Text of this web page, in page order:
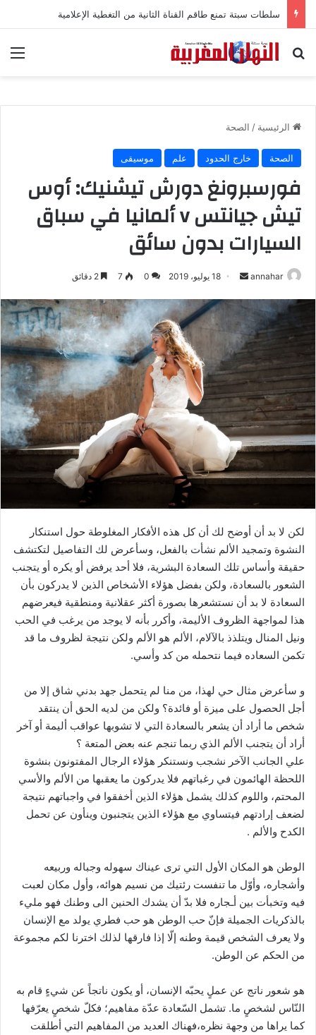
سلطات سبتة تمنع طاقم القناة الثانية من التغطية الإعلامية
بحث عن
الرئيسية / الصحة
الصحة خارج الحدود علم موسيقى
فورسبرونغ دورش تيشنيك: أوس
تيش جيانتس v ألمانيا في سباق
السيارات بدون سائق
annahar
ل
ب
ي
د
ا
إ
ل
ك
ت
ن
ي
ا
18 يوليو، 2019 0
7
لكن لا بد أن أوضح لك أن كل هذه الأفكار المغلوطة حول استنكار
النشوة وتمجيد الألم نشأت بالفعل، وسأعرض لك التفاصيل لتكتشف
حقيقة وأساس تلك السعادة البشرية، فلا أحد يرفض أو يكره أو يتجنب
الشعور بالسعادة، ولكن بفضل هؤلاء الأشخاص الذين لا يدركون بأن
السعادة لا بد أن نستشعرها بصورة أكثر عقلانية ومنطقية فيعرضهم
هذا لمواجهة الظروف الأليمة، وأكرر بأنه لا يوجد من يرغب في الحب
ونيل المنال ويتلذذ بالآلام، الألم هو الألم ولكن نتيجة لظروف ما قد
تكمن السعاده فيما نتحمله من كد وأسي.
و سأعرض مثال حي لهذا، من منا لم يتحمل جهد بدني شاق إلا من
أجل الحصول على ميزة أو فائدة؟ ولكن من لديه الحق أن ينتقد
شخص ما أراد أن يشعر بالسعادة التي لا تشوبها عواقب أليمة أو آخر
أراد أن يتجنب الألم الذي ربما تنجم عنه بعض المتعة ؟
علي الجانب الآخر نشجب ونستنكر هؤلاء الرجال المفتونون بنشوة
اللحظة الهائمون في رغباتهم فلا يدركون ما يعقبها من الألم والأسي
المحتم، واللوم كذلك يشمل هؤلاء الذين أخفقوا في واجباتهم نتيجة
لضعف إرادتهم فيتساوي مع هؤلاء الذين يتجنبون وينأون عن تحمل
الكدح والألم .
الوطن هو المكان الأول التي ترى عيناك سهوله وجباله وربيعه
وأشجاره، وأوّل ما تنفست رئتيك من نسيم هوائه، وأول مكان لعبت
فيه وتخبأت بين أـجاره فلا بدّ أن يشدك الحنين الى وطنك فهو مليء
بالذكريات الجميلة فإنّ حب الوطن هو حب فطري يولد مع الإنسان
ولا يعرف الشخص قيمة وطنه إلّا إذا فارقها لذلك اخترنا لكم مجموعة
من الحكم عن الوطن.
هو شعور ناتج عن عملٍ يحبّه الإنسان، أو يكون ناتجاً عن شيءٍ قام به
النّاس لشخصٍ ما. تشمل السّعادة عدّة مفاهيم؛ فكلّ شخصٍ يعرّفها
كما يراها من وجهة نظره،فهناك العديد من المفاهيم التي أطلقت